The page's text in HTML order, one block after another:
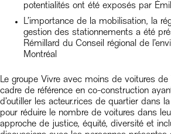
potentialités ont été exposés par
L’importance de la mobilisation, la
gestion des stationnements a été
Rémillard du Conseil régional de
Montréal
Le groupe Vivre avec moins de voitures
cadre de référence en co-construction
d’outiller les acteur.rices de quartier dans
pour réduire le nombre de voitures dans
approche de justice, équité, diversité et